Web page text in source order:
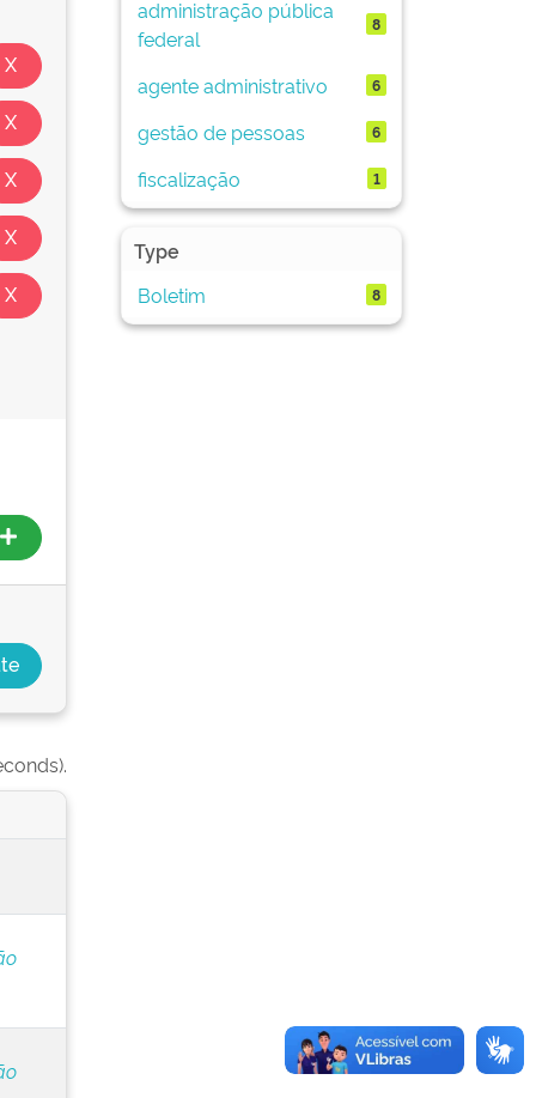
administração pública
federal
8
agente administrativo 6
gestão de pessoas 6
fiscalização 1
Type
Boletim
8